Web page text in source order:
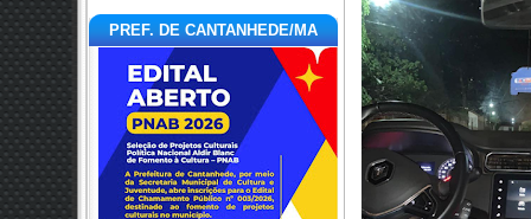
PREF. DE CANTANHEDE/MA